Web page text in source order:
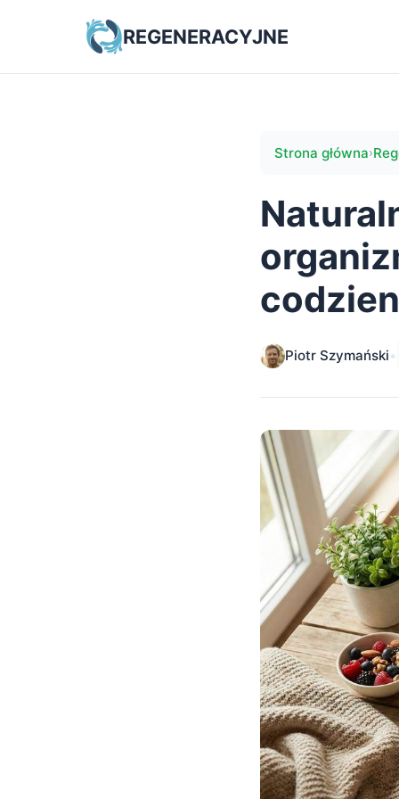
REGENERACYJNE
Strona główna›
Piotr Szymański•